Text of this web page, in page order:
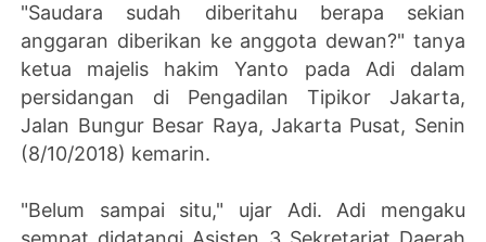
"Saudara sudah diberitahu berapa sekian
anggaran diberikan ke anggota dewan?" tanya
ketua majelis hakim Yanto pada Adi dalam
persidangan di Pengadilan Tipikor Jakarta,
Jalan Bungur Besar Raya, Jakarta Pusat, Senin
(8/10/2018) kemarin.
"Belum sampai situ," ujar Adi. Adi mengaku